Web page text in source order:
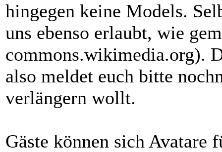
hingegen keine Models.
uns ebenso erlaubt, wie
commons.wikimedia.org).
also meldet euch bitte
verlängern wollt.
Gäste können sich Avatare